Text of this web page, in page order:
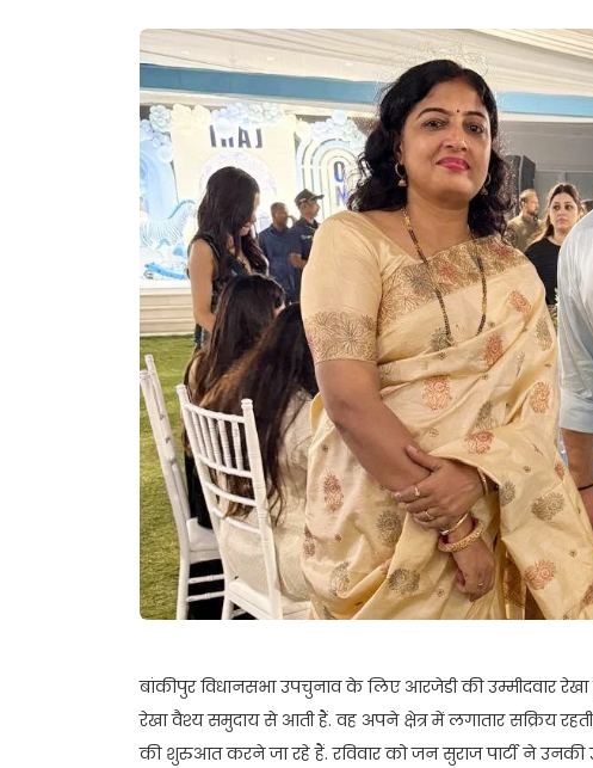
बांकीपुर विधानसभा उपचुनाव के लिए आरजेडी की उम्मीदवार रेखा
रेखा वैश्य समुदाय से आती हैं. वह अपने क्षेत्र में लगातार सक्रिय
की शुरुआत करने जा रहे हैं. रविवार को जन सुराज पार्टी ने उनकी